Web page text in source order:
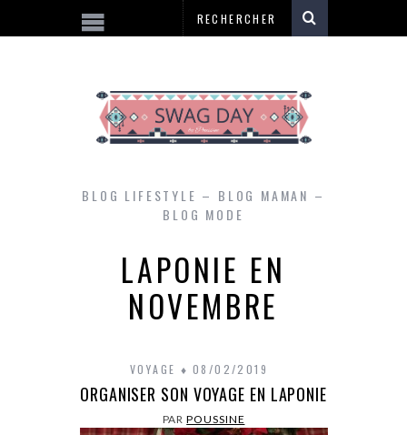
BLOG LIFESTYLE – BLOG MAMAN –
BLOG MODE
LAPONIE EN
NOVEMBRE
VOYAGE 08/02/2019
ORGANISER SON VOYAGE EN LAPONIE
PARPOUSSINE